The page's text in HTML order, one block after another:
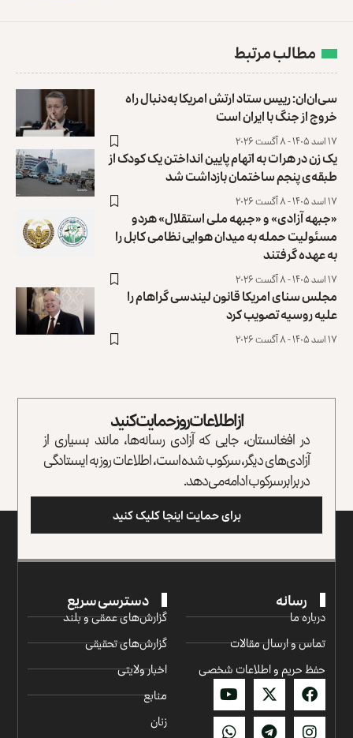
مطالب مرتبط
سی‌ان‌ان: رییس ستاد ارتش امریکا به‌دنبال راه
خروج از جنگ با ایران است
۱۷ اسد ۱۴۰۵ - ۸ آگست ۲۰۲۶
یک زن در هرات به اتهام پایین انداختن یک کودک از
طبقه‌ی پنجم ساختمان بازداشت شد
۱۷ اسد ۱۴۰۵ - ۸ آگست ۲۰۲۶
«جبهه آزادی» و «جبهه ملی استقلال» هردو
مسئولیت حمله به میدان هوایی نظامی کابل را
به عهده گرفتند
۱۷ اسد ۱۴۰۵ - ۸ آگست ۲۰۲۶
مجلس سنای امریکا قانون لیندسی گراهام را
علیه روسیه تصویب کرد
۱۷ اسد ۱۴۰۵ - ۸ آگست ۲۰۲۶
از اطلاعات روز حمایت کنید
در افغانستان، جایی که آزادی رسانه‌ها، مانند بسیاری از
آزادی‌های دیگر، سرکوب شده است، اطلاعات روز به ایستادگی
در برابر سرکوب ادامه می‌دهد.
برای حمایت اینجا کلیک کنید
رسانه
درباره ما
تماس و ارسال مقالات
حفظ حریم و اطلاعات شخصی
دسترسی سریع
گزارش‌‌های عمقی و بلند
گزارش‌های تحقیقی
اخبار ولایتی
منابع
زنان